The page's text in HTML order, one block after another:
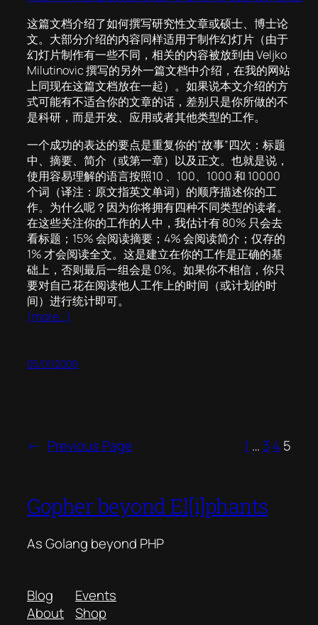
这篇文档介绍了如何撰写研究性文章或硕士、博士论
文。大部分介绍的内容同样适用于制作幻灯片（由于
幻灯片制作有一些不同，相关的内容被放到由 Veljko
Milutinovic 撰写的另外一篇文档中介绍，在我的网站
上同现在这篇文档放在一起）。如果说本文介绍的方
式可能有不适合你的文章的话，差别只是你所做的不
是科研，而是开发、应用或者其他类型的工作。
一个成功的表达的要点是重复你的“故事”四次：标题
中、摘要、简介（或第一章）以及正文。也就是说，
使用容易理解的语言按照10 、100、1000 和 10000
个词（译注：原文指英文单词）的顺序描述你的工
作。为什么呢？因为你将拥有四种不同类型的读者。
在这些关注你的工作的人中，我估计有 80% 只会去
看标题；15% 会阅读摘要；4% 会阅读简介；仅存的
1% 才会阅读全文。这是建立在你的工作是正确的基
础上，否则最后一组会是 0%。如果你不相信，你只
要对自己花在阅读他人工作上的时间（或计划的时
间）进行统计即可。
(more…)
05/01/2009
← Previous Page 1 … 3 4 5
Gopher beyond El[i]phants
As Golang beyond PHP
Blog
About
Events
Shop